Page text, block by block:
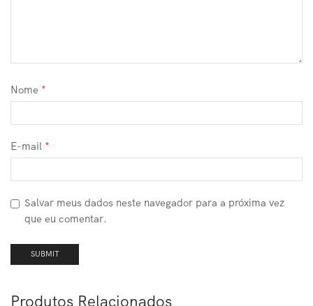
Nome *
E-mail *
Salvar meus dados neste navegador para a próxima vez
que eu comentar.
Produtos Relacionados